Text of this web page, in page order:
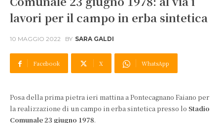
lavori per il campo in erba sintetica
10 MAGGIO 2022 BY SARA GALDI
Facebook X WhatsApp
Posa della prima pietra ieri mattina a Pontecagnano Faiano per
la realizzazione di un campo in erba sintetica presso lo Stadio
Comunale 23 giugno 1978.